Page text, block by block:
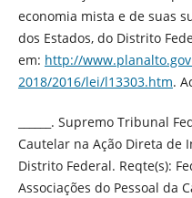
economia mista e de suas
dos Estados, do Distrito
em: http://
2018/2016/lei/l13303.htm.
______. Supremo Tribunal
Cautelar na Ação Direta de
Distrito Federal. Reqte(s):
Associações do Pessoal da